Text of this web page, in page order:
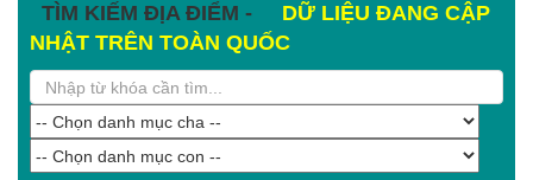
TÌM KIẾM ĐỊA ĐIỂM -
DỮ LIỆU ĐANG CẬP
NHẬT TRÊN TOÀN QUỐC